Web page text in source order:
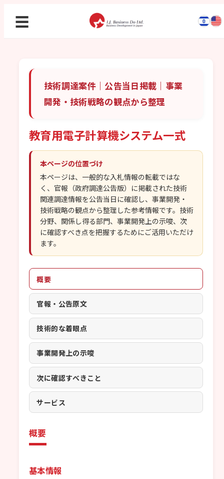
☰
技術調達案件｜公告当日掲載｜事業
開発・技術戦略の観点から整理
教育用電子計算機システム一式
本ページの位置づけ
本ページは、一般的な入札情報の転載ではな
く、官報（政府調達公告版）に掲載された技術
関連調達情報を公告当日に確認し、事業開発・
技術戦略の観点から整理した参考情報です。技術
分野、関係し得る部門、事業開発上の示唆、次
に確認すべき点を把握するためにご活用いただけ
ます。
概要
官報・公告原文
技術的な着眼点
事業開発上の示唆
次に確認すべきこと
サービス
概要
基本情報